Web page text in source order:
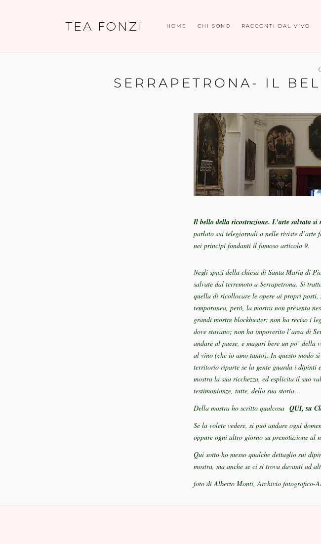
TEA FONZI HOME CHI SONO RACCONTI DAL VIVO
SERRAPETRONA- IL
Il bello della ricostruzione. L’arte salvata si
parlato sui telegiornali o nelle riviste d’arte
nei princìpi fondanti il famoso articolo 9.
Negli spazi della chiesa di Santa Maria di
salvate dal terremoto a Serrapetrona. Si
quella di ricollocare le opere ai propri posti,
temporanea, però, la mostra non presenta
grandi mostre blockbuster: non ha reciso i
dove stavano; non ha impoverito l’area di
andare al paese, e magari bere un po’
al vino (che io amo tanto). In questo modo
territorio riparte se la gente guarda i dipinti
mostra la sua ricchezza, ed esplicita il suo
testimonianze, tutte, della sua storia…
Della mostra ho scritto qualcosa QUI, su
Se la volete vedere, si può andare ogni
oppure ogni altro giorno su prenotazione al
Qui sotto ho messo qualche dettaglio sui
mostra, ma anche se ci si trova davanti ad
foto di Alberto Monti, Archivio fotografico-